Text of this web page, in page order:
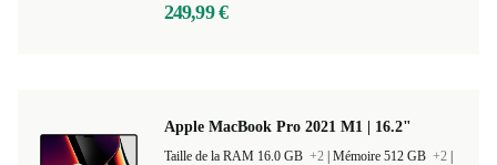
249,99 €
Apple MacBook Pro 2021 M1 | 16.2"
Taille de la RAM 16.0 GB +2 Mémoire 512 GB +2